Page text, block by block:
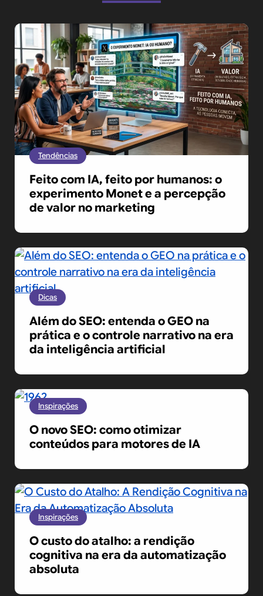
Tendências
Feito com IA, feito por humanos: o
experimento Monet e a percepção
de valor no marketing
Dicas
Além do SEO: entenda o GEO na
prática e o controle narrativo na era
da inteligência artificial
Inspirações
O novo SEO: como otimizar
conteúdos para motores de IA
Inspirações
O custo do atalho: a rendição
cognitiva na era da automatização
absoluta